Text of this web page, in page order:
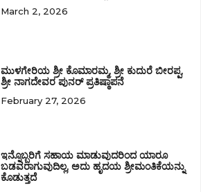
March 2, 2026
ಮುಳಗೇರಿಯ ಶ್ರೀ ಕೊಮಾರಮ್ಮ, ಶ್ರೀ ಕುದುರೆ ಬೀರಪ್ಪ,
ಶ್ರೀ ನಾಗದೇವರ ಪುನರ್ ಪ್ರತಿಷ್ಠಾಪನೆ
February 27, 2026
ಇನ್ನೊಬ್ಬರಿಗೆ ಸಹಾಯ ಮಾಡುವುದರಿಂದ ಯಾರೂ
ಬಡವರಾಗುವುದಿಲ್ಲ, ಅದು ಹೃದಯ ಶ್ರೀಮಂತಿಕೆಯನ್ನು
ಕೊಡುತ್ತದೆ